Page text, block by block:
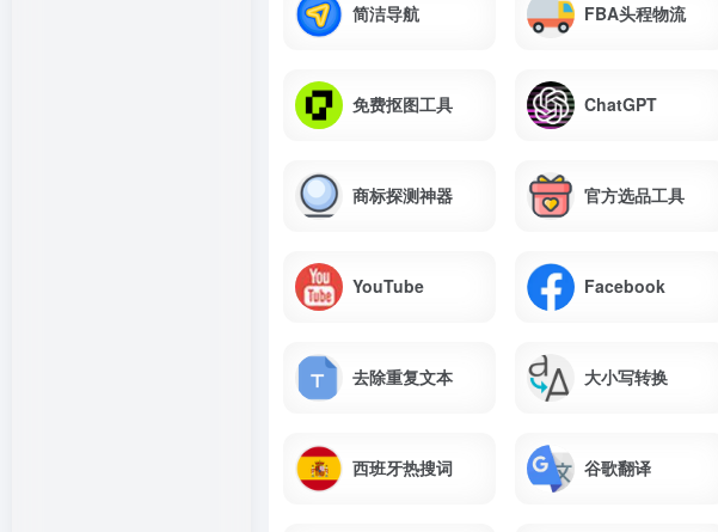
简洁导航 FBA头程物流
免费抠图工具 ChatGPT
商标探测神器 官方选品工具
YouTube Facebook
去除重复文本 大小写转换
西班牙热搜词 谷歌翻译